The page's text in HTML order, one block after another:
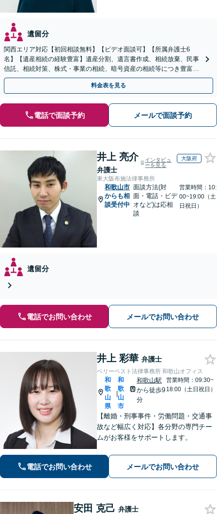
遺留分
関西エリア対応【初回相談無料】【ビデオ面談可】【所属弁護士6
名】【遺産相続の経験豊富】遺産分割、遺言書作成、相続放棄、民事
信託、相続対策、株式・事業の相続、暗号資産の相続等につき豊富な
対応実績。【バリアフリー】【完全個室対応】
料金表を見る
電話で面談予約 メールで面談予約
井上 亮介
弁護士
インタビュ
ーを見る
大阪府
東大阪布施法律事務所
和歌山市
からも相
談受付中
面談方法(対
面・電話・ビデ
オなど)は応相
談
営業時間：10:
00~19:00（土
日祝日）
遺留分
電話でお問い合わせ メールでお問い合わせ
井上 彩華 弁護士
ベリーベスト法律事務所 和歌山オフィス
和
歌
山
県
|
和
歌
山
市
和歌山駅
から徒歩9
分
営業時間：09:30~
18:00（土日祝日）
【離婚・刑事事件・労働問題・交通事
故など幅広く対応】各分野の専門チー
ムがお客様をサポートします。
電話でお問い合わせ メールでお問い合わせ
安田 克己 弁護士